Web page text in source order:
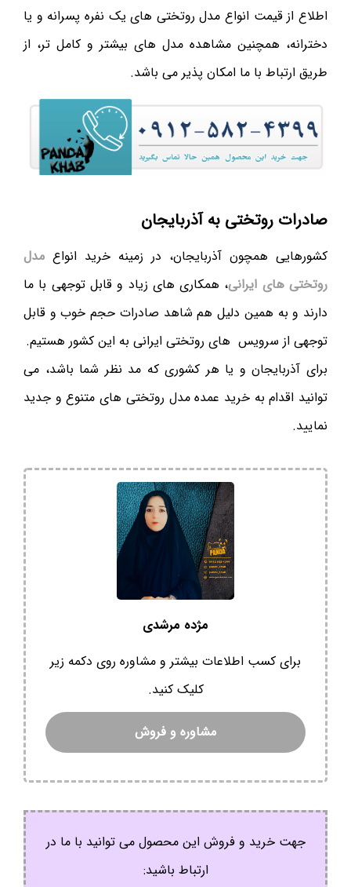
اطلاع از قیمت انواع مدل روتختی های یک نفره پسرانه و یا
دخترانه، همچنین مشاهده مدل های بیشتر و کامل تر، از
طریق ارتباط با ما امکان پذیر می باشد.
صادرات روتختی به آذربایجان
کشورهایی همچون آذربایجان، در زمینه خرید انواع مدل
روتختی های ایرانی، همکاری های زیاد و قابل توجهی با ما
دارند و به همین دلیل هم شاهد صادرات حجم خوب و قابل
توجهی از سرویس های روتختی ایرانی به این کشور هستیم.
برای آذربایجان و یا هر کشوری که مد نظر شما باشد، می
توانید اقدام به خرید عمده مدل روتختی های متنوع و جدید
نمایید.
مژده مرشدی
برای کسب اطلاعات بیشتر و مشاوره روی دکمه زیر
کلیک کنید.
مشاوره و فروش
جهت خرید و فروش این محصول می توانید با ما در
ارتباط باشید: